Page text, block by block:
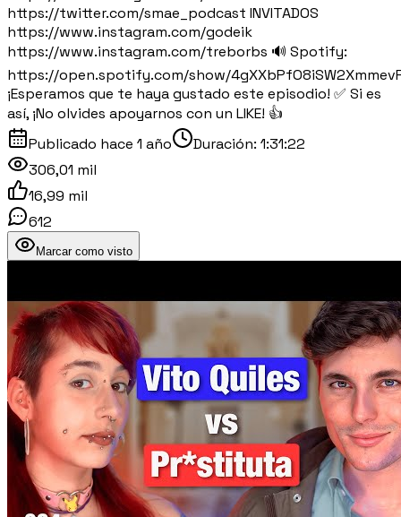
https://twitter.com/smae_podcast INVITADOS
https://www.instagram.com/godeik
https://www.instagram.com/treborbs 🔊 Spotify:
https://open.spotify.com/show/
¡Esperamos que te haya gustado este episodio! ✅ Si es
así, ¡No olvides apoyarnos con un LIKE! 👍
Publicado hace 1 año Duración: 1:31:22
306,01 mil
16,99 mil
612
Marcar como visto